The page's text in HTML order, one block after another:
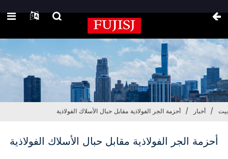
بيت أخبار أحزمة الجر الفولاذية مقابل حبال الأسلاك الفولاذية
أحزمة الجر الفولاذية مقابل حبال الأسلاك الفولاذية